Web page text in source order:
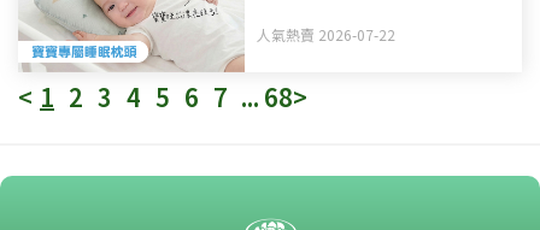
呵護BB睡眠
人氣熱賣 2026-07-22
< 1 2 3 4 5 6 7 ... 68>